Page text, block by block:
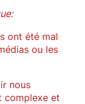
ont été mal
ou les
nous
complexe et